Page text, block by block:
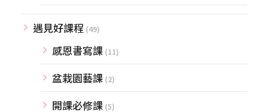
遇見好課程 (49)
感恩書寫課 (11)
盆栽園藝課 (2)
開課必修課 (5)